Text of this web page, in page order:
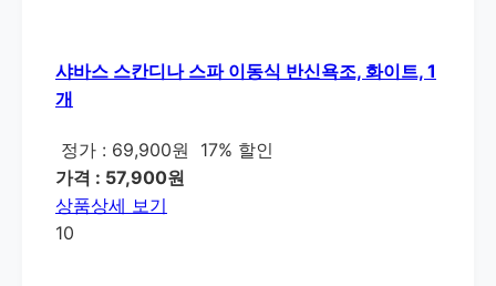
샤바스 스칸디나 스파 이동식 반신욕조, 화이트, 1
개
정가 : 69,900원
17% 할인
가격 : 57,900원
상품상세 보기
10